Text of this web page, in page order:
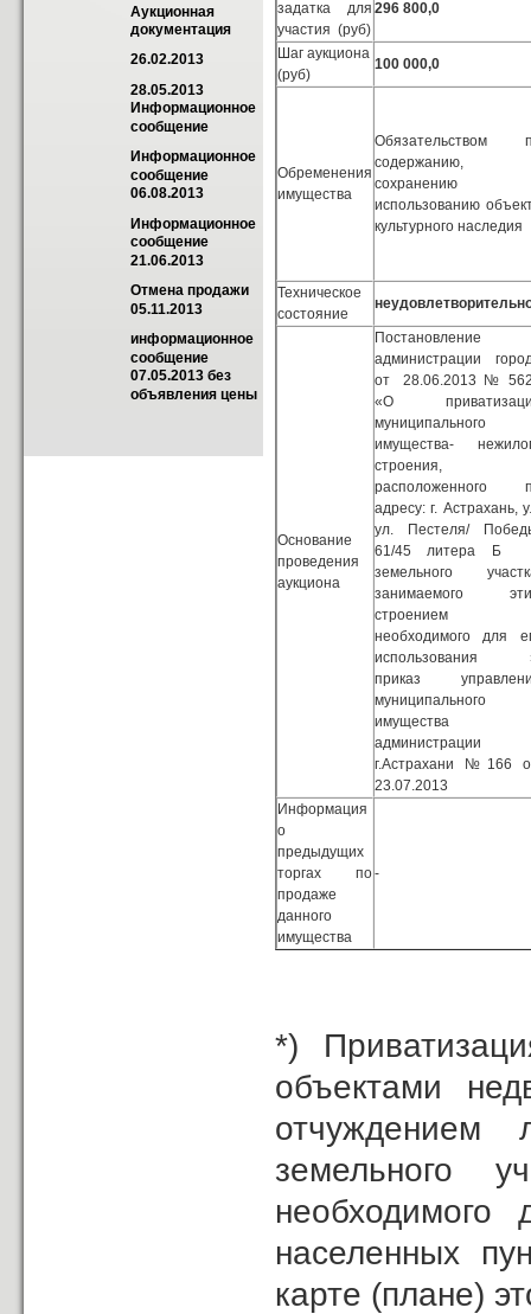
Аукционная
документация
26.02.2013
28.05.2013
Информационное
сообщение
Информационное
сообщение
06.08.2013
Информационное
сообщение
21.06.2013
Отмена продажи
05.11.2013
информационное
сообщение
07.05.2013 без
объявления цены
задатка для
участия (руб)
296 800,0
Шаг аукциона
(руб)
100 000,0
Обременения
имущества
Обязательством
содержанию,
сохранению
использованию
культурного наследия
Техническое
состояние
Основание
проведения
аукциона
Постановление
администрации
от 28.06.2013 №
«О
муниципального
имущества-
строения,
расположенного
адресу: г. Астрахань,
ул. Пестеля/
61/45 литера Б
земельного
занимаемого
строением
необходимого для
использования
приказ
муниципального
имущества
администрации
г.Астрахани № 166
23.07.2013
Информация
о
предыдущих
торгах по
продаже
данного
имущества
-
*)
объектами
отчуждением
земельного
необходимого
населенных
карте (плане)